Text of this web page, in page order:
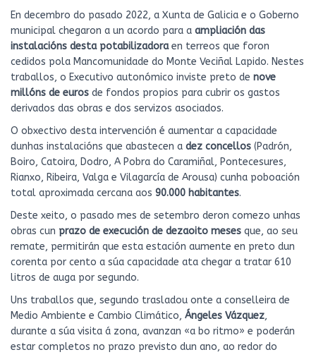
En decembro do pasado 2022, a Xunta de Galicia e o Goberno
municipal chegaron a un acordo para a ampliación das
instalacións desta potabilizadoraen terreos que foron
cedidos pola Mancomunidade do Monte Veciñal Lapido. Nestes
traballos, o Executivo autonómico inviste preto de nove
millóns de euros de fondos propios para cubrir os gastos
derivados das obras e dos servizos asociados.
O obxectivo desta intervención é aumentar a capacidade
dunhas instalacións que abastecen a dez concellos (Padrón,
Boiro, Catoira, Dodro, A Pobra do Caramiñal, Pontecesures,
Rianxo, Ribeira, Valga e Vilagarcía de Arousa) cunha poboación
total aproximada cercana aos 90.000 habitantes.
Deste xeito, o pasado mes de setembro deron comezo unhas
obras cun prazo de execución de dezaoito meses que, ao seu
remate, permitirán que esta estación aumente en preto dun
corenta por cento a súa capacidade ata chegar a tratar 610
litros de auga por segundo.
Uns traballos que, segundo trasladou onte a conselleira de
Medio Ambiente e Cambio Climático, Ángeles Vázquez,
durante a súa visita á zona, avanzan «a bo ritmo» e poderán
estar completos no prazo previsto dun ano, ao redor do